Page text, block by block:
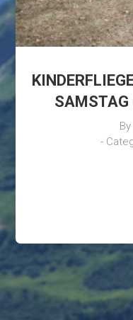
SAMSTAG
By
-